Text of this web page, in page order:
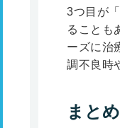
3つ目が
ることも
ーズに治
調不良時
まと